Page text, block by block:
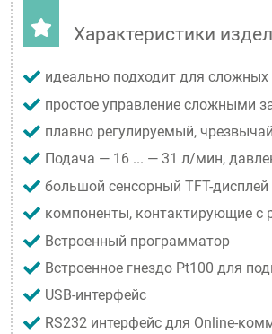
Характеристики
идеально подходит для
простое управление сложными
плавно регулируемый,
Подача — 16 ... — 31 л/мин,
большой сенсорный TFT-
компоненты, контактирующие с
Встроенный программатор
Встроенное гнездо Pt100 для
USB-интерфейс
RS232 интерфейс для Online-